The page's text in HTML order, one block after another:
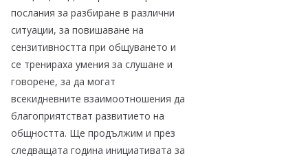
послания за разбиране в различни
ситуации, за повишаване на
сензитивността при общуването и
се тренираха умения за слушане и
говорене, за да могат
всекидневните взаимоотношения да
благоприятстват развитието на
общността. Ще продължим и през
следващата година инициативата за